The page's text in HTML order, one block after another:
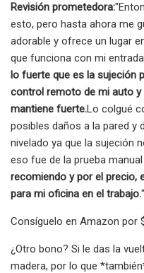
Revisión prometedora:
esto, pero hasta ahora me
adorable y ofrece un lugar
que funciona con mi
lo fuerte que es la sujeción
control remoto de mi auto y
mantiene fuerte.Lo colgué
posibles daños a la pared y
nivelado ya que la sujeción
eso fue de la prueba
recomiendo y por el precio,
para mi oficina en el trabajo.
Consíguelo en Amazon por
¿Otro bono? Si le das la
madera, por lo que